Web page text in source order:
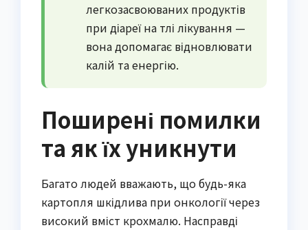
легкозасвоюваних продуктів
при діареї на тлі лікування —
вона допомагає відновлювати
калій та енергію.
Поширені помилки
та як їх уникнути
Багато людей вважають, що будь-яка
картопля шкідлива при онкології через
високий вміст крохмалю. Насправді